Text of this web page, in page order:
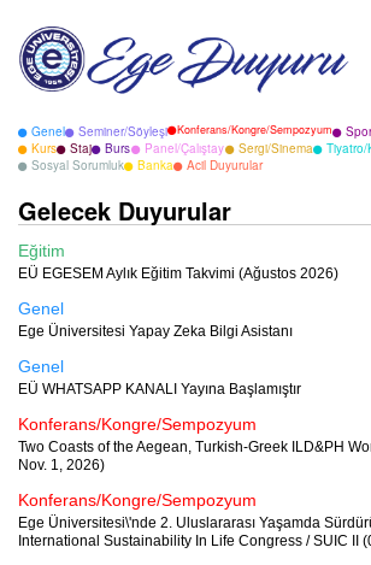
Genel Seminer/Söyleşi Konferans/Kongre/Sempozyum Spor
Kurs
Staj Burs Panel/Çalıştay Sergi/Sinema Tiyatro/
Sosyal Sorumluk
Banka Acil Duyurular
Gelecek Duyurular
Eğitim
EÜ EGESEM Aylık Eğitim Takvimi (Ağustos 2026)
Genel
Ege Üniversitesi Yapay Zeka Bilgi Asistanı
Genel
EÜ WHATSAPP KANALI Yayına Başlamıştır
Konferans/Kongre/Sempozyum
Two Coasts of the Aegean, Turkish-Greek ILD&PH
Nov. 1, 2026)
Konferans/Kongre/Sempozyum
Ege Üniversitesi\'nde 2. Uluslararası Yaşamda
International Sustainability In Life Congress / SUIC II